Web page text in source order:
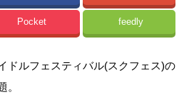
Pocket feedly
ドルフェスティバル(スクフェス)の
。